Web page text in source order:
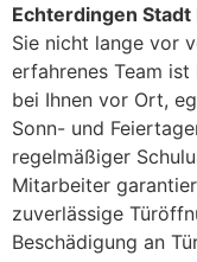
Echterdingen
Sie nicht lange vor
erfahrenes Team
bei Ihnen vor Ort,
Sonn- und
regelmäßiger
Mitarbeiter
zuverlässige
Beschädigung an